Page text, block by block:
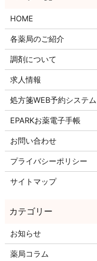
HOME
各薬局のご紹介
調剤について
求人情報
処方箋WEB予約システム
EPARKお薬電子手帳
お問い合わせ
プライバシーポリシー
サイトマップ
お知らせ
薬局コラム